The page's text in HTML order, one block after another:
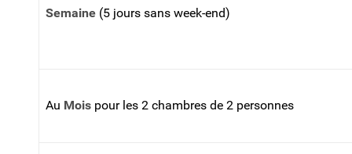
Semaine (5 jours sans week-end)
Au Mois pour les 2 chambres de 2 personnes